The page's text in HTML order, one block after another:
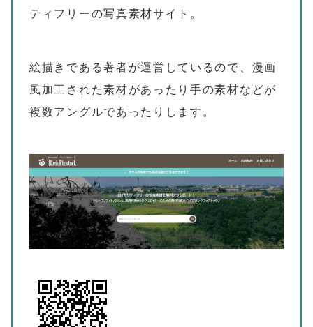
ティフリーの写真素材サイト。
絵描きである著者が運営しているので、漫画
風加工された素材があったり手の素材などが
複数アングルであったりします。